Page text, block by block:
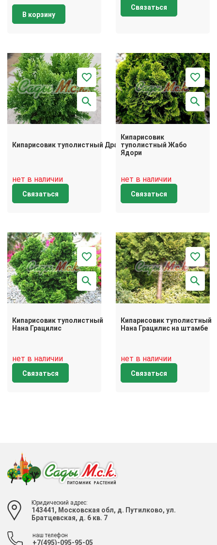
В корзину
Связаться
Кипарисовик туполистный Драхт
нет в наличии
Связаться
Кипарисовик
туполистный Жабо
Ядори
нет в наличии
Связаться
Кипарисовик туполистный
Нана Грацилис
нет в наличии
Связаться
Кипарисовик туполистный
Нана Грацилис на штамбе
нет в наличии
Связаться
Юридический адрес:
143441, Московская обл, д. Путилково, ул.
Братцевская, д. 6 кв. 7
наш телефон
+7(495)-095-95-05